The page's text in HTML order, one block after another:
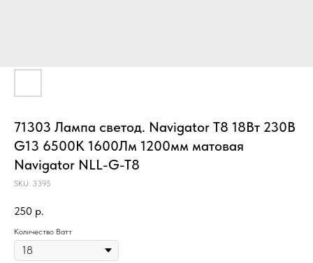
71303 Лампа светод. Navigator T8 18Вт 230В
G13 6500К 1600Лм 1200мм матовая
Navigator NLL-G-T8
SKU: 3395
250 р.
Количество Ватт